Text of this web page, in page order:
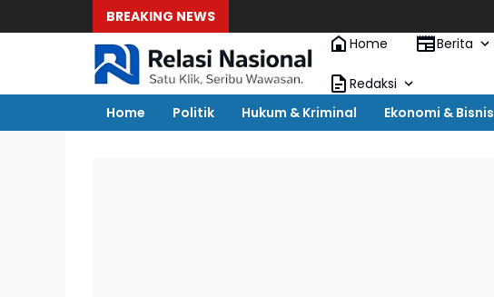
BREAKING NEWS
Home
Berita
Redaksi
Home
Politik Hukum & Kriminal Ekonomi & Bisnis